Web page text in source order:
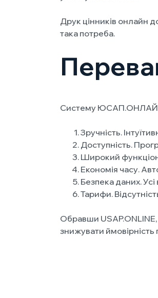
Друк цінників онлайн
така потреба.
Систему ЮСАП.ОНЛАЙН
Зручність.
Доступність.
Широкий
Економія часу.
Безпека даних. Усі
Тарифи.
Обравши
знижувати